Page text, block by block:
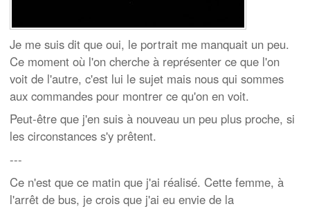
Je me suis dit que oui, le portrait me manquait un peu.
Ce moment où l'on cherche à représenter ce que l'on
voit de l'autre, c'est lui le sujet mais nous qui sommes
aux commandes pour montrer ce qu'on en voit.
Peut-être que j'en suis à nouveau un peu plus proche, si
les circonstances s'y prêtent.
---
Ce n'est que ce matin que j'ai réalisé. Cette femme, à
l'arrêt de bus, je crois que j'ai eu envie de la